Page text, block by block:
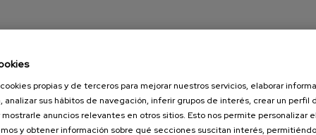
Estudio de la vinculación entre edadismo y soledad para
edadismo,soledades,personas mayores,Investigación
,sensibilización,estereotipos,narrativa social,
propias y de terceros para mejorar nuestros servicios, elaborar
analizar sus hábitos de navegación, inferir grupos de interés, crear un perfil
anuncios relevantes en otros sitios. Esto nos permite personalizar
y obtener información sobre qué secciones suscitan interés,